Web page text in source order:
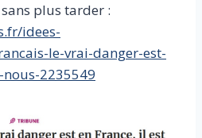
plus tarder :
idees-
le-vrai-danger-est-
2235549